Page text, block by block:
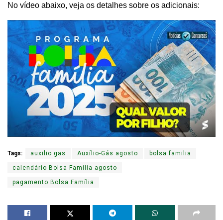
No vídeo abaixo, veja os detalhes sobre os adicionais:
Tags: auxilio gas Auxílio-Gás agosto bolsa familia
calendário Bolsa Família agosto
pagamento Bolsa Família